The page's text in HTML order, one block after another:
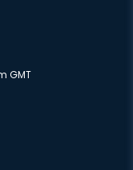
GMT